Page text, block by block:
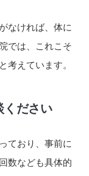
なければ、体に
では、これこそ
考えています。
ください
ており、事前に
数なども具体的